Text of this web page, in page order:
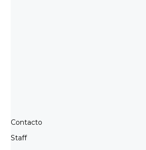
Contacto
Staff